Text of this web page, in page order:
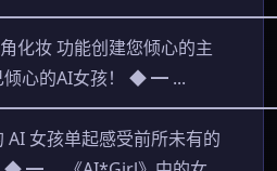
化妆 功能创建您倾心的主
倾心的AI女孩！ ◆ ━ ...
女孩单起感受前所未有的